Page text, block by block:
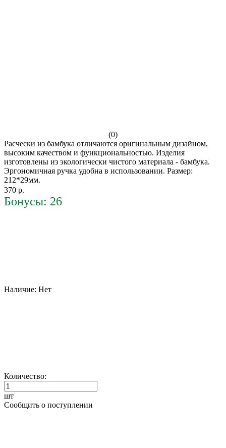
(0)
Расчески из бамбука отличаются оригинальным дизайном,
высоким качеством и функциональностью. Изделия
изготовлены из экологически чистого материала - бамбука.
Эргономичная ручка удобна в использовании. Размер:
212*29мм.
370 р.
Бонусы: 26
Наличие: Нет
Количество:
шт
Сообщить о поступлении